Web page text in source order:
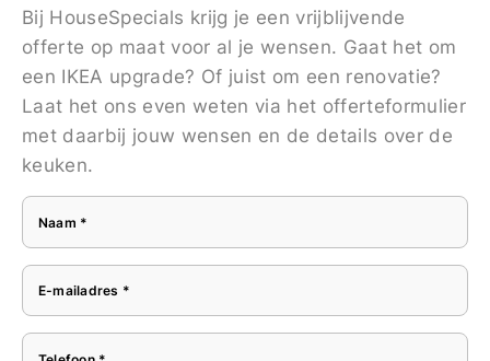
Bij HouseSpecials krijg je een vrijblijvende
offerte op maat voor al je wensen. Gaat het om
een IKEA upgrade? Of juist om een renovatie?
Laat het ons even weten via het offerteformulier
met daarbij jouw wensen en de details over de
keuken.
Naam *
E-mailadres *